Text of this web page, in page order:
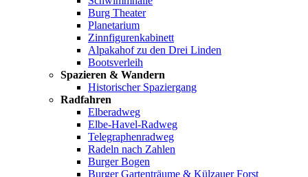
Burg Theater
Planetarium
Zinnfigurenkabinett
Alpakahof zu den Drei Linden
Bootsverleih
Spazieren & Wandern
Historischer Spaziergang
Radfahren
Elberadweg
Elbe-Havel-Radweg
Telegraphenradweg
Radeln nach Zahlen
Burger Bogen
Burger Gartenträume & Külzauer Forst